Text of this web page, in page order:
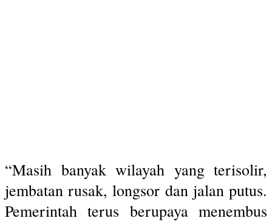
“Masih banyak wilayah yang terisolir,
jembatan rusak, longsor dan jalan putus.
Pemerintah terus berupaya menembus